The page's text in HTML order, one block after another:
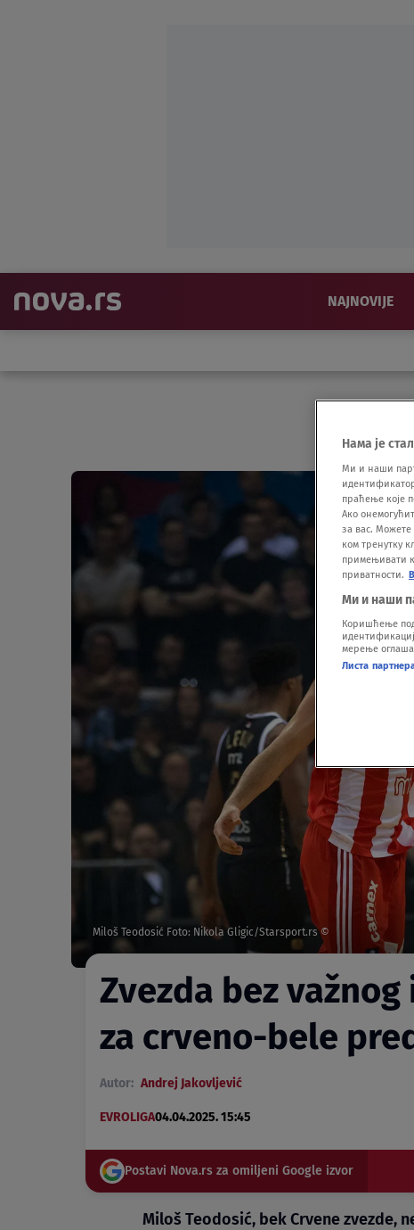
NAJNOVIJE
Miloš Teodosić Foto: Nikola Gligic/Starsport.rs ©
Zvezda bez
za crveno-bele
Autor: Andrej Jakovljević
EVROLIGA04.04.2025. 15:45
Postavi Nova.rs za omiljeni Google izvor
Miloš Teodosić, bek Crvene zvezde,
Нама је
Ми и наши
праћење које
Ако
за вас. Можете
ком тренутку
примењивати
приватности.
Ми и наши
Коришћење
мерење
Листа